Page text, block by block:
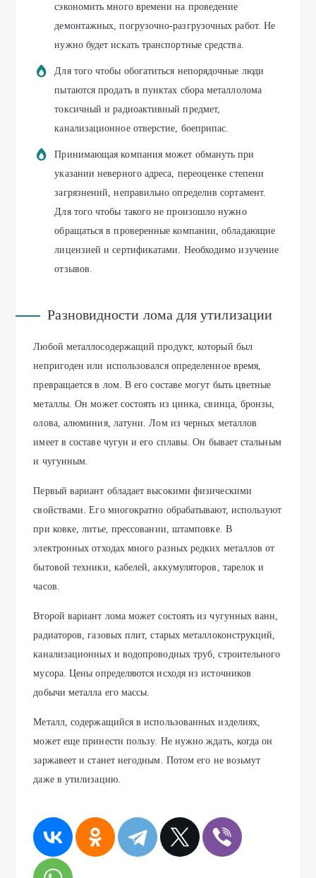
сэкономить много времени на проведение
демонтажных, погрузочно-разгрузочных работ. Не
нужно будет искать транспортные средства.
Для того чтобы обогатиться непорядочные люди
пытаются продать в пунктах сбора металлолома
токсичный и радиоактивный предмет,
канализационное отверстие, боеприпас.
Принимающая компания может обмануть при
указании неверного адреса, переоценке степени
загрязнений, неправильно определив сортамент.
Для того чтобы такого не произошло нужно
обращаться в проверенные компании, обладающие
лицензией и сертификатами. Необходимо изучение
отзывов.
Разновидности лома для утилизации
Любой металлосодержащий продукт, который был
непригоден или использовался определенное время,
превращается в лом. В его составе могут быть цветные
металлы. Он может состоять из цинка, свинца, бронзы,
олова, алюминия, латуни. Лом из черных металлов
имеет в составе чугун и его сплавы. Он бывает стальным
и чугунным.
Первый вариант обладает высокими физическими
свойствами. Его многократно обрабатывают, используют
при ковке, литье, прессовании, штамповке. В
электронных отходах много разных редких металлов от
бытовой техники, кабелей, аккумуляторов, тарелок и
часов.
Второй вариант лома может состоять из чугунных ванн,
радиаторов, газовых плит, старых металлоконструкций,
канализационных и водопроводных труб, строительного
мусора. Цены определяются исходя из источников
добычи металла его массы.
Металл, содержащийся в использованных изделиях,
может еще принести пользу. Не нужно ждать, когда он
заржавеет и станет негодным. Потом его не возьмут
даже в утилизацию.